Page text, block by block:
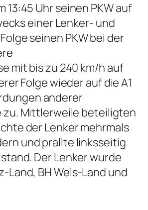
Uhr seinen PKW auf
einer Lenker- und
seinen PKW bei der
mit bis zu 240 km/h auf
Folge wieder auf die A1
anderer
zu. Mittlerweile beteiligten
der Lenker mehrmals
und prallte linksseitig
Der Lenker wurde
BH Wels-Land und